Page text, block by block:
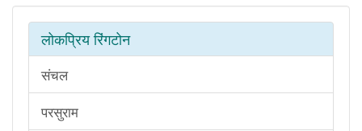
लोकप्रिय रिंगटोन
संचल
परसुराम